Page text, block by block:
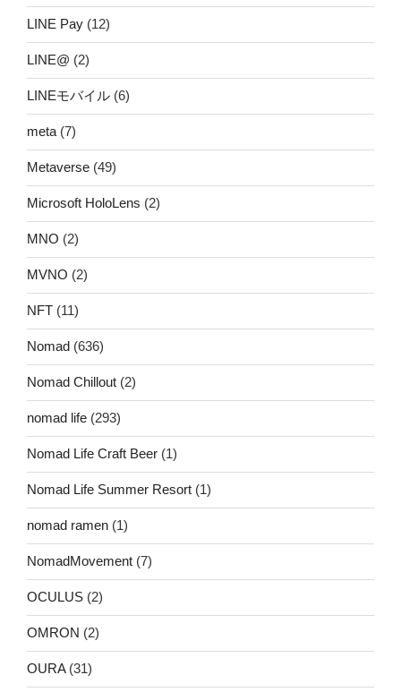
LINE Pay (12)
LINE@ (2)
LINEモバイル (6)
meta (7)
Metaverse (49)
Microsoft HoloLens (2)
MNO (2)
MVNO (2)
NFT (11)
Nomad (636)
Nomad Chillout (2)
nomad life (293)
Nomad Life Craft Beer (1)
Nomad Life Summer Resort (1)
nomad ramen (1)
NomadMovement (7)
OCULUS (2)
OMRON (2)
OURA(31)